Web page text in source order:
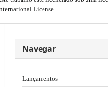
License.
Navegar
Lançamentos